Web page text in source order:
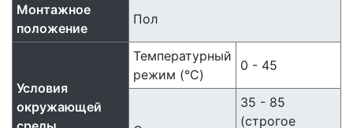
Монтажное
положение
Пол
Условия
окружающей
Температурный
режим (°C)
0 - 45
35 - 85
(строгое